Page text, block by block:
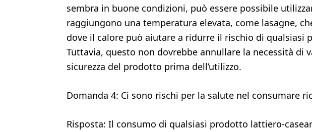
sembra in buone condizioni, può essere possibile
raggiungono una temperatura elevata, come lasagne,
dove il calore può aiutare a ridurre il rischio di qualsiasi
Tuttavia, questo non dovrebbe annullare la necessità di
sicurezza del prodotto prima dell’utilizzo.
Domanda 4: Ci sono rischi per la salute nel consumare
Risposta: Il consumo di qualsiasi prodotto lattiero-